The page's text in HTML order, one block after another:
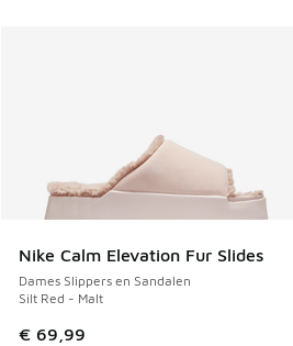
Nike Calm Elevation Fur Slides
Dames Slippers en Sandalen
Silt Red - Malt
€ 69,99